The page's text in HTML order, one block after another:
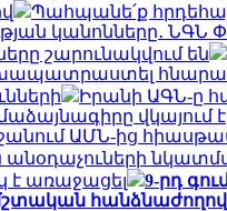
Պահպանե՛ք
կանոնները․ ՆԳՆ
շարունակվում են
Իրանի ԱԳՆ-ը
վկայում է
ԱՄՆ-ից
անօդաչուների
առաջացել
9-րդ